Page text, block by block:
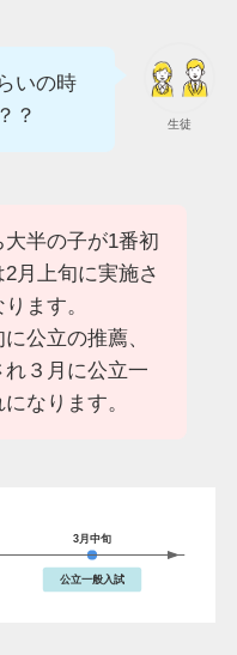
生徒
いの時
？
半の子が1番初
月上旬に実施さ
ます。
公立の推薦、
３月に公立一
なります。
3月中旬
公立一般入試